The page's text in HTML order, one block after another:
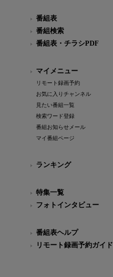
番組表
番組検索
番組表・チラシPDF
マイメニュー
リモート録画予約
お気に入りチャンネル
見たい番組一覧
検索ワード登録
番組お知らせメール
マイ番組ページ
ランキング
特集一覧
フォトインタビュー
番組表ヘルプ
リモート録画予約ガイド